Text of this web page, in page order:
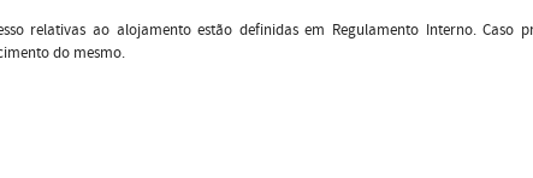
relativas ao alojamento estão definidas em Regulamento Interno. Caso
do mesmo.